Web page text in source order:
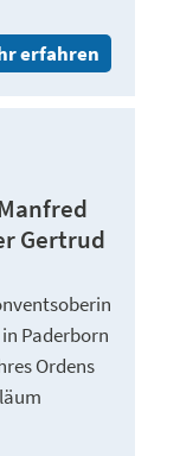
erfahren
Gertrud
Paderborn
Ordens